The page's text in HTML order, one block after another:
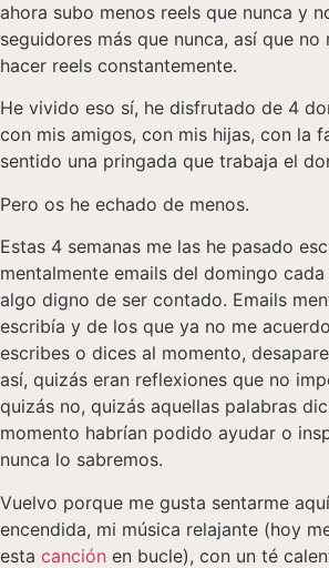
ahora subo menos reels que nunca y
seguidores más que nunca, así que
hacer reels constantemente.
He vivido eso sí, he disfrutado de 4
con mis amigos, con mis hijas, con la
sentido una pringada que trabaja el
Pero os he echado de menos.
Estas 4 semanas me las he pasado
mentalmente emails del domingo
algo digno de ser contado. Emails
escribía y de los que ya no me
escribes o dices al momento,
así, quizás eran reflexiones que no
quizás no, quizás aquellas palabras
momento habrían podido ayudar o
nunca lo sabremos.
Vuelvo porque me gusta sentarme
encendida, mi música relajante (hoy
esta canción en bucle), con un té